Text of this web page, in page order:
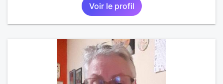
Voir le profil